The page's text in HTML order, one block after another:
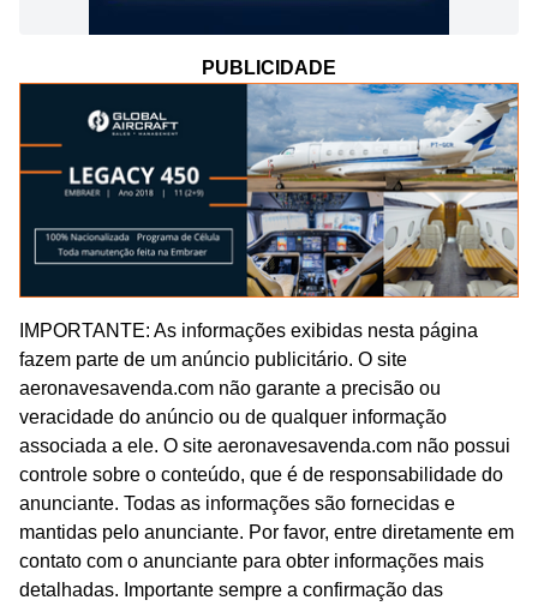
PUBLICIDADE
IMPORTANTE: As informações exibidas nesta página
fazem parte de um anúncio publicitário. O site
aeronavesavenda.com não garante a precisão ou
veracidade do anúncio ou de qualquer informação
associada a ele. O site aeronavesavenda.com não possui
controle sobre o conteúdo, que é de responsabilidade do
anunciante. Todas as informações são fornecidas e
mantidas pelo anunciante. Por favor, entre diretamente em
contato com o anunciante para obter informações mais
detalhadas. Importante sempre a confirmação das